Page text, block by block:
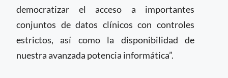
democratizar el acceso a importantes
conjuntos de datos clínicos con controles
estrictos, así como la disponibilidad de
nuestra avanzada potencia informática”.